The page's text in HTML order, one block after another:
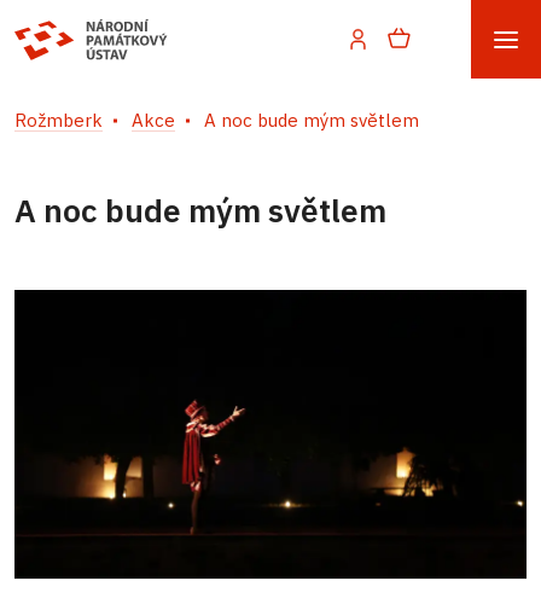
Rožmberk Akce A noc bude mým světlem
A noc bude mým světlem